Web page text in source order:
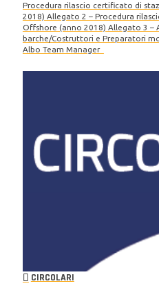
Procedura rilascio certificato di
2018) Allegato 2 – Procedura
Offshore (anno 2018) Allegato 3 –
barche/Costruttori e Preparatori
Albo Team Manager
CIRCOLARI